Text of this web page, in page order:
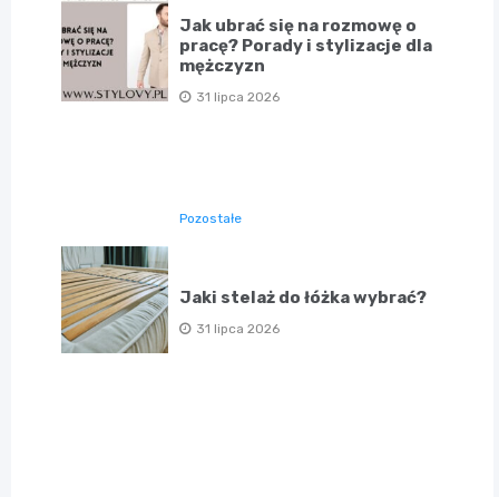
Jak ubrać się na rozmowę o
pracę? Porady i stylizacje dla
mężczyzn
31 lipca 2026
Pozostałe
Jaki stelaż do łóżka wybrać?
31 lipca 2026